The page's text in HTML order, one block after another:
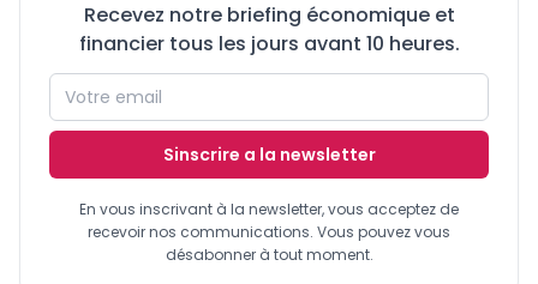
Recevez notre briefing économique et
financier tous les jours avant 10 heures.
Sinscrire a la newsletter
En vous inscrivant à la newsletter, vous acceptez de
recevoir nos communications. Vous pouvez vous
désabonner à tout moment.